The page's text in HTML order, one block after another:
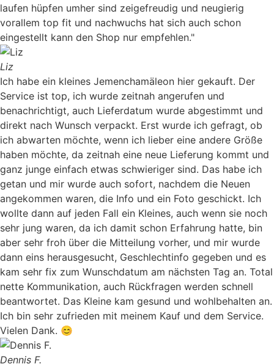
laufen hüpfen umher sind zeigefreudig und neugierig
vorallem top fit und nachwuchs hat sich auch schon
eingestellt kann den Shop nur empfehlen."
Liz
Ich habe ein kleines Jemenchamäleon hier gekauft. Der
Service ist top, ich wurde zeitnah angerufen und
benachrichtigt, auch Lieferdatum wurde abgestimmt und
direkt nach Wunsch verpackt. Erst wurde ich gefragt, ob
ich abwarten möchte, wenn ich lieber eine andere Größe
haben möchte, da zeitnah eine neue Lieferung kommt und
ganz junge einfach etwas schwieriger sind. Das habe ich
getan und mir wurde auch sofort, nachdem die Neuen
angekommen waren, die Info und ein Foto geschickt. Ich
wollte dann auf jeden Fall ein Kleines, auch wenn sie noch
sehr jung waren, da ich damit schon Erfahrung hatte, bin
aber sehr froh über die Mitteilung vorher, und mir wurde
dann eins herausgesucht, Geschlechtinfo gegeben und es
kam sehr fix zum Wunschdatum am nächsten Tag an. Total
nette Kommunikation, auch Rückfragen werden schnell
beantwortet. Das Kleine kam gesund und wohlbehalten an.
Ich bin sehr zufrieden mit meinem Kauf und dem Service.
Vielen Dank. 😊
Dennis F.